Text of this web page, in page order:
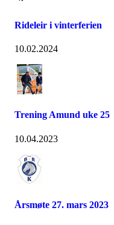
Rideleir i vinterferien
10.02.2024
Trening Amund uke 25
10.04.2023
Årsmøte 27. mars 2023